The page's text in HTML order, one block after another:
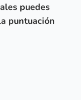
puedes
puntuación